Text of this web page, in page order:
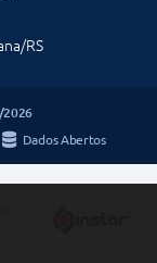
RS
2026
Dados Abertos